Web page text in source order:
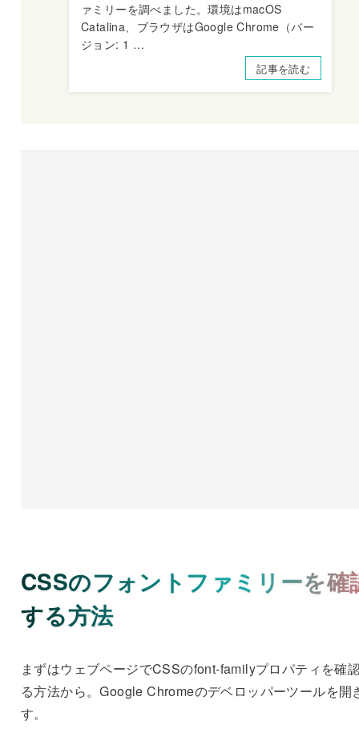
ァミリーを調べました。環境はmacOS
Catalina、ブラウザはGoogle Chrome（バー
ジョン: 1 …
記事を読む
CSSのフォントファミリーを確
する方法
まずはウェブページでCSSのfont-familyプロパティを確
る方法から。Google Chromeのデベロッパーツールを開
す。